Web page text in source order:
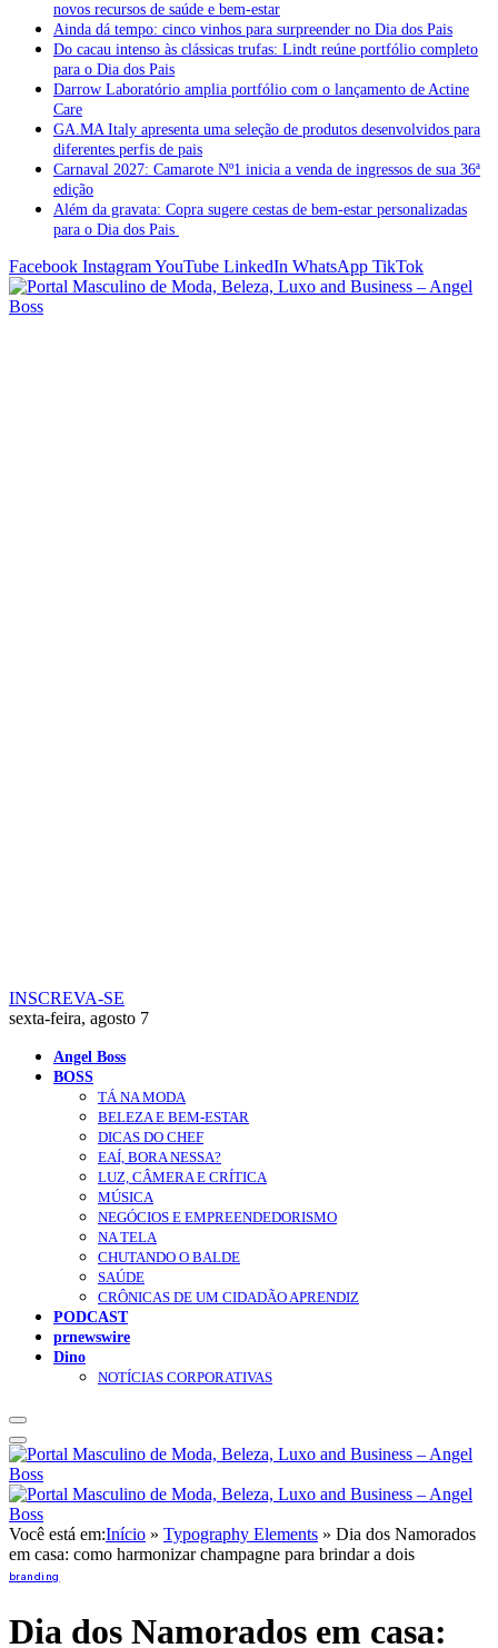
novos recursos de saúde e bem-estar
Ainda dá tempo: cinco vinhos para surpreender no Dia dos Pais
Do cacau intenso às clássicas trufas: Lindt reúne portfólio completo
para o Dia dos Pais
Darrow Laboratório amplia portfólio com o lançamento de Actine
Care
GA.MA Italy apresenta uma seleção de produtos desenvolvidos para
diferentes perfis de pais
Carnaval 2027: Camarote Nº1 inicia a venda de ingressos de sua 36ª
edição
Além da gravata: Copra sugere cestas de bem-estar personalizadas
para o Dia dos Pais
Facebook InstagramYouTube LinkedIn WhatsApp TikTok
INSCREVA-SE
sexta-feira, agosto 7
Angel Boss
BOSS
TÁ NA MODA
BELEZA E BEM-ESTAR
DICAS DO CHEF
EAÍ, BORA NESSA?
LUZ, CÂMERA E CRÍTICA
MÚSICA
NEGÓCIOS E EMPREENDEDORISMO
NA TELA
CHUTANDO O BALDE
SAÚDE
CRÔNICAS DE UM CIDADÃO APRENDIZ
PODCAST
prnewswire
Dino
NOTÍCIAS CORPORATIVAS
Você está em:Início » Typography Elements » Dia dos Namorados
em casa: como harmonizar champagne para brindar a dois
branding
Dia dos Namorados em casa: